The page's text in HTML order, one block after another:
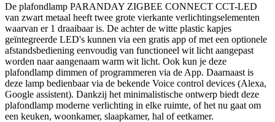
De plafondlamp PARANDAY ZIGBEE CONNECT CCT-LED
van zwart metaal heeft twee grote vierkante verlichtingselementen
waarvan er 1 draaibaar is. De achter de witte plastic kapjes
geïntegreerde LED's kunnen via een gratis app of met een optionele
afstandsbediening eenvoudig van functioneel wit licht aangepast
worden naar aangenaam warm wit licht. Ook kun je deze
plafondlamp dimmen of programmeren via de App. Daarnaast is
deze lamp bedienbaar via de bekende Voice control devices (Alexa,
Google assistent). Dankzij het minimalistische ontwerp biedt deze
plafondlamp moderne verlichting in elke ruimte, of het nu gaat om
een keuken, woonkamer, slaapkamer, hal of eetkamer.